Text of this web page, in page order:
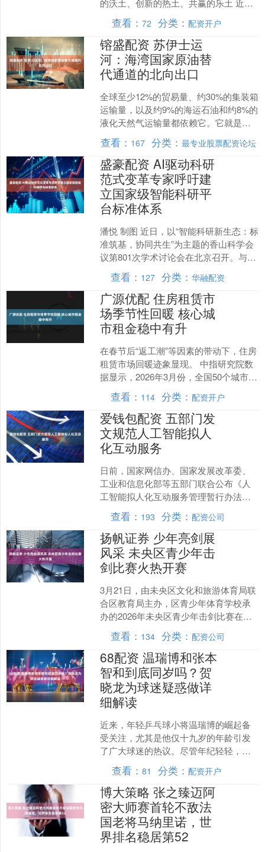
的沃土、创新的热土、共赢的乐土 近
来，两句流行语从不同方面折射出“中国
热”。 一句是“带着空....
查看：72 分类：配资开户
镕盛配资 苏伊士运
河：海湾国家原油替
代通道的北向出口
全球至少12%的贸易量、约30%的集装箱
运输量，以及约9%的海运石油和约8%的
液化天然气运输量都依赖它。它就是位
于欧、亚、非三洲交界地带，连接红海
与地中海的苏伊....
查看： 167 分类： 最专业股票配资论坛
盛豪配资 AI驱动科研
范式变革专家呼吁建
立国家级智能科研平
台标准体系
潘悦 制图 近日，以“智能科研新生态：标
准筑基，协同共生”为主题的香山科学会
议第801次学术讨论会在北京召开。与会
专家指出，人工智能（AI）正驱动科学研
究迎来范....
查看： 127 分类：华融配资
广源优配 住房租赁市
场季节性回暖 核心城
市租金稳中有升
在春节后“返工潮”等因素的带动下，住房
租赁市场回暖迹象显现。 中指研究院数
据显示，2026年3月份，全国50个城市住
宅平均租金为34.00元/平方米/月，环比
上....
查看： 114 分类：配资开户
爱钱包配资 五部门发
文规范人工智能拟人
化互动服务
日前，国家网信办、国家发展改革委、
工业和信息化部等五部门联合公布《人
工智能拟人化互动服务管理暂行办法》
（以下简称《办法》），自2026年7月15
日起施行。《办法....
查看： 193 分类：配资公司
扬帆证券 少年亮剑展
风采 未央区青少年击
剑比赛火热开赛
3月21日，由未央区文化和旅游体育局联
合区教育局主办，区青少年体育学校承
办的2026年未央区青少年击剑比赛在西
安市青少年活动中心火热开赛。本次比
赛为期两天，设重....
查看： 134 分类：配资公司
68配资 温瑞博和张本
智和到底同岁吗？贺
晓龙为球迷疑惑做详
细解读
近来，年轻乒乓球小将温瑞博的崛起备
受关注，尤其是他仅十九岁的年龄引发
了广大球迷的热议。尽管年纪轻轻，温
瑞博却展现出远超同龄人的成熟和稳定
表现，这令不少人对他的实....
查看：81 分类：配资开户
博大策略 张之臻迈阿
密大师赛首轮不敌法
国老将马纳里诺，世
界排名稳居第52